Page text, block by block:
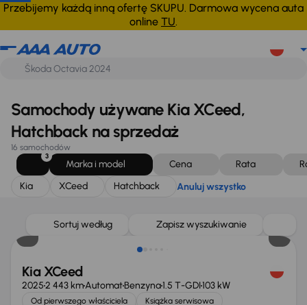
Przebijemy każdą inną ofertę SKUPU. Darmowa wycena auta
online TU.
Kia XCeed Hatchback Anuluj wszystko
Samochody używane Kia XCeed,
Hatchback na sprzedaż
16 samochodów
3
Marka i model Cena Rata
Kia
XCeed Hatchback Anuluj wszystko
Sortuj według Zapisz wyszukiwanie
Od nowego taniej o 53 999 zł
Kia XCeed
20252 443 kmAutomatBenzyna1.5 T-GDI103 kW
Od pierwszego właściciela
Książka serwisowa